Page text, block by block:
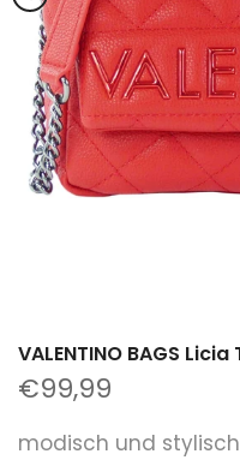
VALENTINO BAGS
€99,99
modisch und